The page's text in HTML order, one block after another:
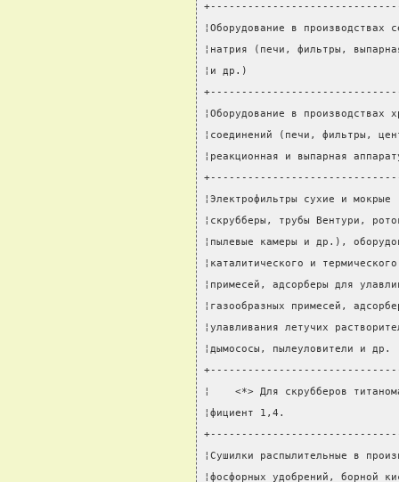
¦Оборудование в
¦натрия (печи, фильтры,
¦и др.)
¦Оборудование в
¦соединений (печи,
¦реакционная и выпарная
¦Электрофильтры сухие и
¦скрубберы, трубы
¦пылевые камеры и др.),
¦каталитического и
¦примесей, адсорберы
¦газообразных примесей,
¦улавливания летучих
¦дымососы, пылеуловители
¦    <*> Для скрубберов
¦фициент 1,4.
¦Сушилки распылительные
¦фосфорных удобрений,